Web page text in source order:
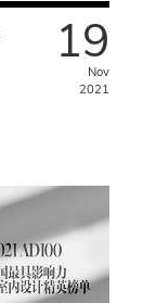
19
Nov
2021